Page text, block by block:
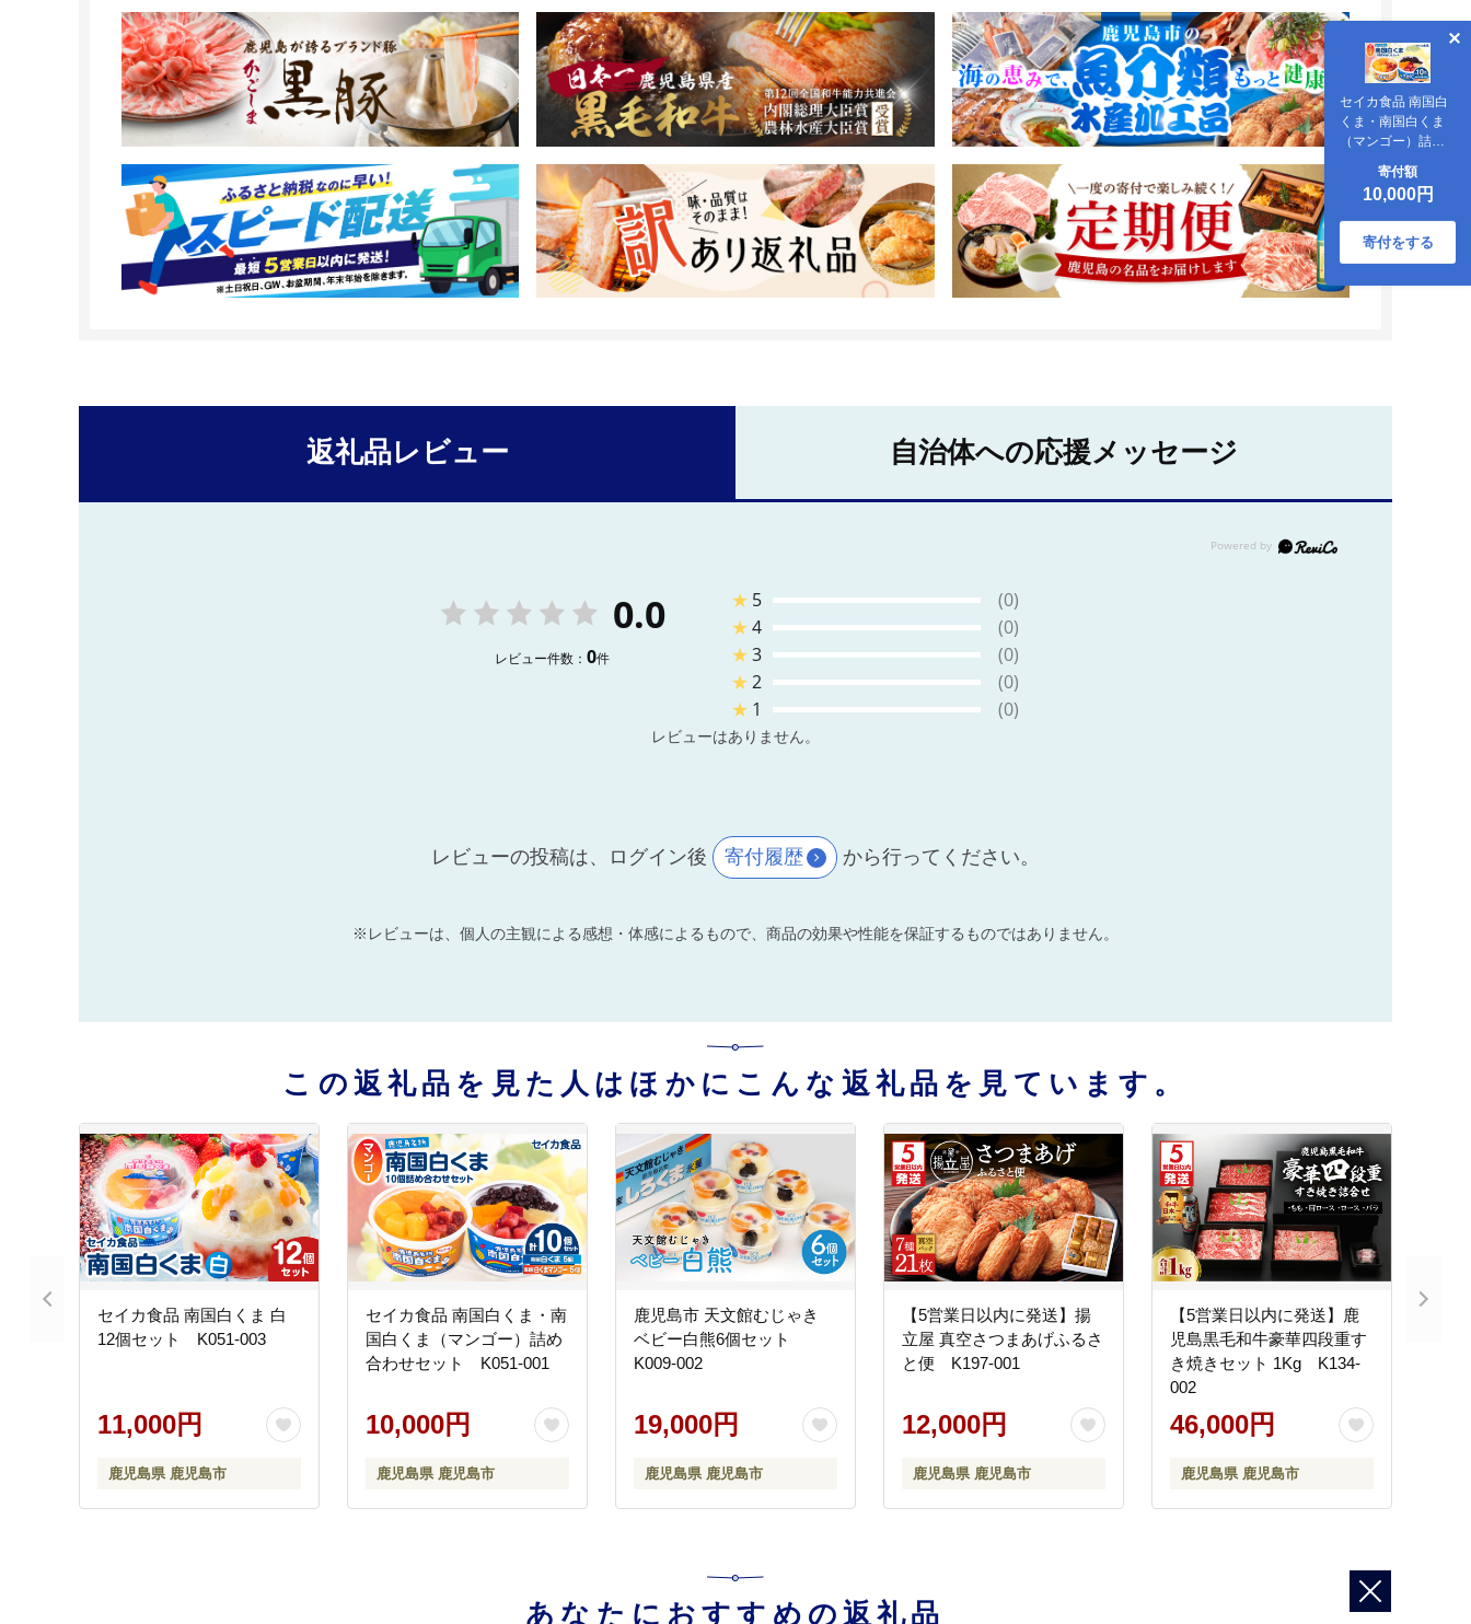
セイカ食品 南国白
くま・南国白くま
（マンゴー）詰め
合わせセット
K051-001
寄付額
10,000円
寄付をする
返礼品レビュー 自治体への応援メッセージ
0.0
レビュー件数： 0件
★ 5
(0)
★4
(0)
★3
(0)
★2
(0)
★ 1 (0)
レビューはありません。
レビューの投稿は、ログイン後 寄付履歴 から行ってください。
※レビューは、個人の主観による感想・体感によるもので、商品の効果や性能を保証するものではありません。
この返礼品を見た人はほかにこんな返礼品を見ています。
セイカ食品 南国白くま 白
12個セット K051-003
11,000円
鹿児島県 鹿児島市
セイカ食品 南国白くま・南
国白くま（マンゴー）詰め
合わせセット K051-001
10,000円
鹿児島県 鹿児島市
鹿児島市 天文館むじゃき
ベビー白熊6個セット
K009-002
19,000円
鹿児島県 鹿児島市
【5営業日以内に発送】揚
立屋 真空さつまあげふるさ
と便 K197-001
12,000円
鹿児島県 鹿児島市
【5営業日以内に発送】鹿
児島黒毛和牛豪華四段重す
き焼きセット 1Kg K134-
002
46,000円
鹿児島県 鹿児島市
あなたにおすすめの返礼品